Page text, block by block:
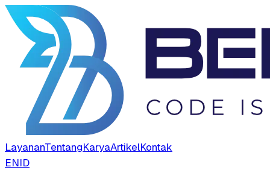
LayananTentangKaryaArtikelKontak
ENID